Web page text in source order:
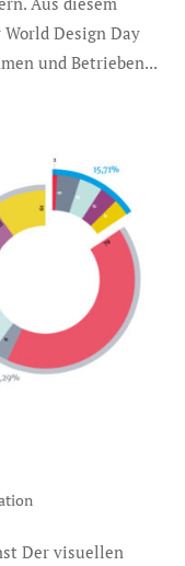
World Design Day
und Betrieben...
Der visuellen